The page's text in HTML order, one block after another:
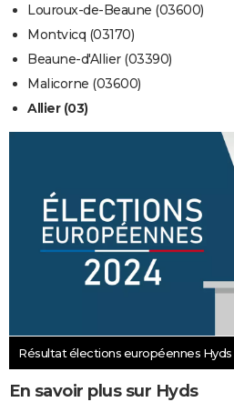
Louroux-de-Beaune (03600)
Montvicq (03170)
Beaune-d'Allier (03390)
Malicorne (03600)
Allier (03)
Résultat élections européennes Hyds
En savoir plus sur Hyds